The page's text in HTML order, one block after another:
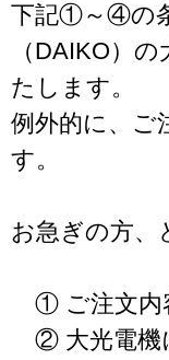
下記①～④の
（DAIKO）
たします。
例外的に、ご
す。
お急ぎの方、
① ご注文内
② 大光電機